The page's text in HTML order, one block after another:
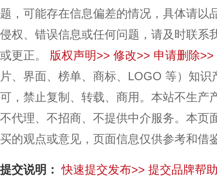
题，可能存在信息偏差的情况，具体请以
侵权、错误信息或任何问题，请及时联系
或更正。
版权声明>> 修改>> 申请删除>>
片、界面、榜单、商标、LOGO 等）知
可，禁止复制、转载、商用。本站不生产
不代理、不招商、不提供中介服务。本页
买的观点或意见，页面信息仅供参考和借
提交说明： 快速提交发布>> 提交品牌帮